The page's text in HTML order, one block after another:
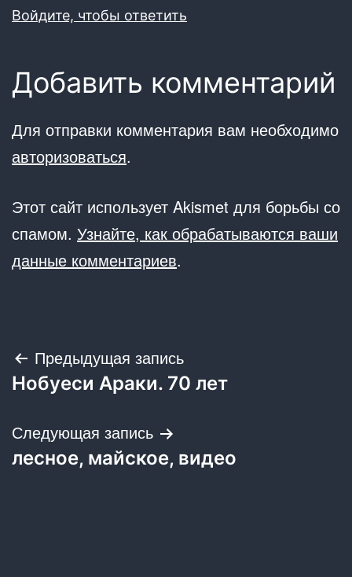
Войдите, чтобы ответить
Добавить комментарий
Для отправки комментария вам необходимо
авторизоваться.
Этот сайт использует Akismet для борьбы со
спамом. Узнайте, как обрабатываются ваши
данные комментариев.
Навигация
по
записям
Предыдущая запись
Нобуеси Араки. 70 лет
Следующая запись
лесное, майское, видео